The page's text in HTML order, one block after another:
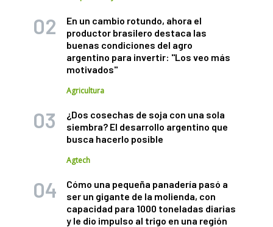
En un cambio rotundo, ahora el
productor brasilero destaca las
buenas condiciones del agro
argentino para invertir: "Los veo más
motivados"
Agricultura
¿Dos cosechas de soja con una sola
siembra? El desarrollo argentino que
busca hacerlo posible
Agtech
Cómo una pequeña panadería pasó a
ser un gigante de la molienda, con
capacidad para 1000 toneladas diarias
y le dio impulso al trigo en una región